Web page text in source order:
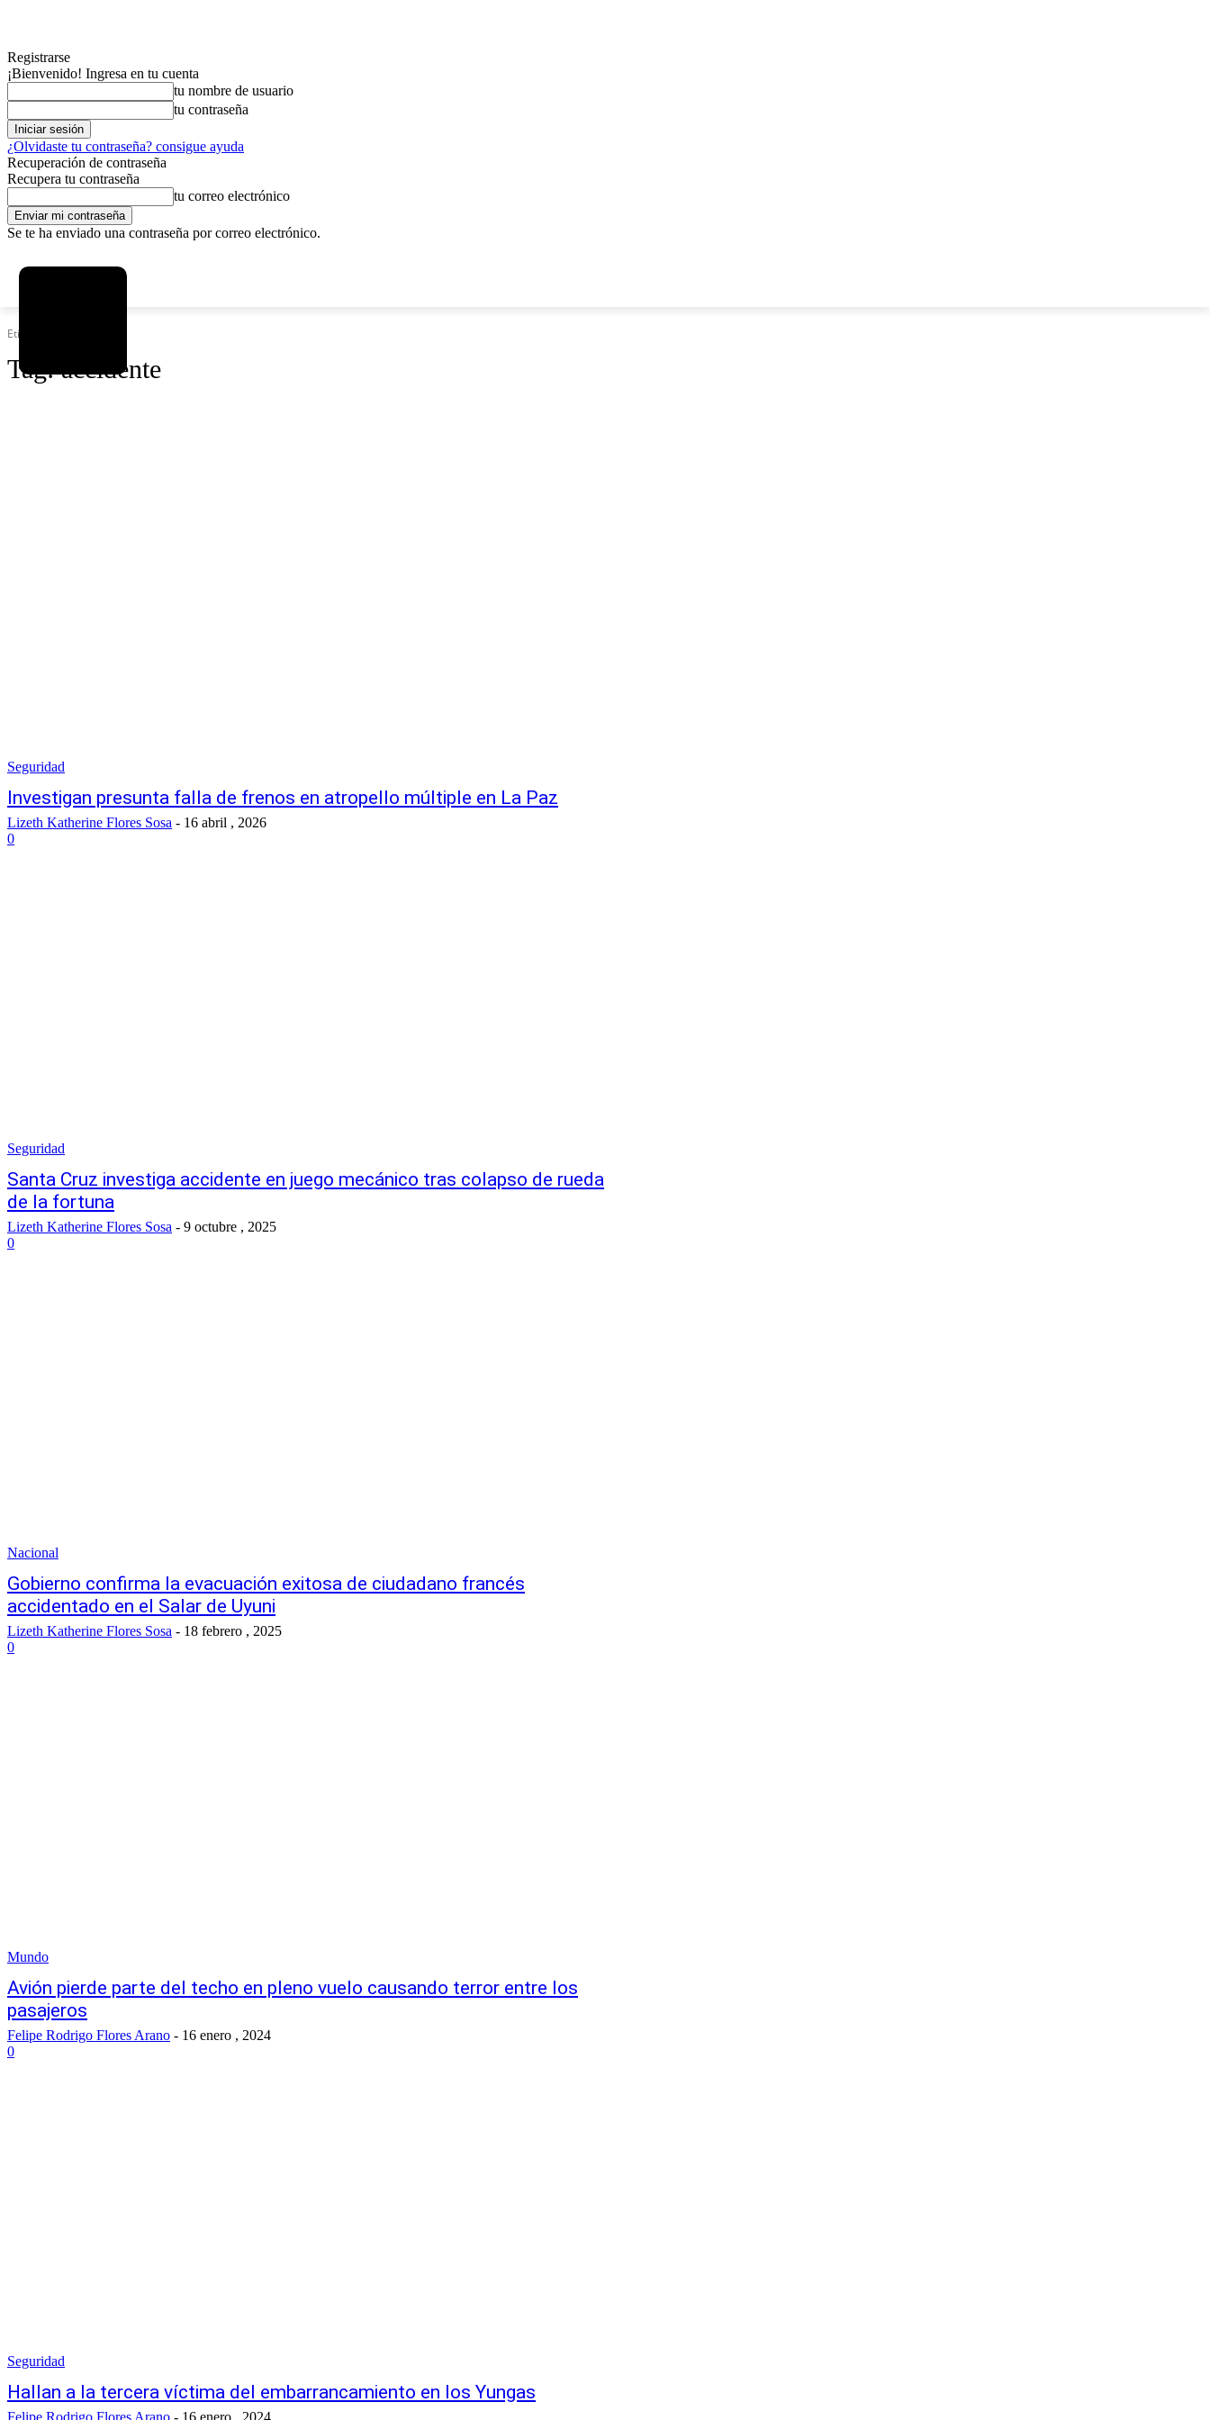
Registrarse
¡Bienvenido! Ingresa en tu cuenta
tu nombre de usuario
tu contraseña
¿Olvidaste tu contraseña? consigue ayuda
Recuperación de contraseña
Recupera tu contraseña
tu correo electrónico
Se te ha enviado una contraseña por correo electrónico.
Etiquetas
Tag:accidente
Seguridad
Investigan presunta falla de frenos en atropello múltiple en La Paz
Lizeth Katherine Flores Sosa - 16 abril , 2026
0
Seguridad
Santa Cruz investiga accidente en juego mecánico tras colapso de rueda
de la fortuna
Lizeth Katherine Flores Sosa - 9 octubre , 2025
0
Nacional
Gobierno confirma la evacuación exitosa de ciudadano francés
accidentado en el Salar de Uyuni
Lizeth Katherine Flores Sosa - 18 febrero , 2025
0
Mundo
Avión pierde parte del techo en pleno vuelo causando terror entre los
pasajeros
Felipe Rodrigo Flores Arano - 16 enero , 2024
0
Seguridad
Hallan a la tercera víctima del embarrancamiento en los Yungas
Felipe Rodrigo Flores Arano - 16 enero , 2024